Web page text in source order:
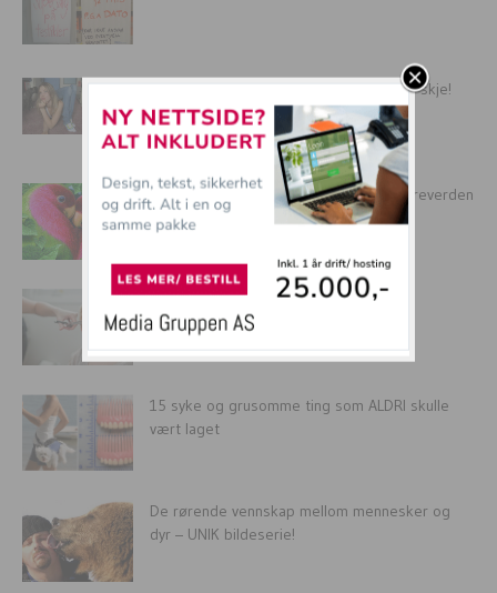
16 bilder av ting som absolutt IKKE skal skje!
Herregud!
Se de søteste KJÆRESTEPARENE fra dyreverden
SKAMKLIPP kan være ganske kledelig!
15 syke og grusomme ting som ALDRI skulle
vært laget
De rørende vennskap mellom mennesker og
dyr – UNIK bildeserie!